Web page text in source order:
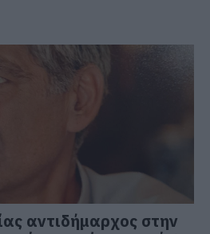
αντιδήμαρχος στην